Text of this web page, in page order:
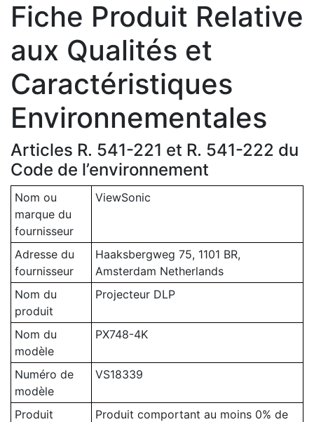
Fiche Produit Relative
aux Qualités et
Caractéristiques
Environnementales
Articles R. 541-221 et R. 541-222 du
Code de l’environnement
Nom ou
marque du
fournisseur
ViewSonic
Adresse du
fournisseur
Haaksbergweg 75, 1101 BR,
Amsterdam Netherlands
Nom du
produit
Projecteur DLP
Nom du
modèle
PX748-4K
Numéro de
modèle
VS18339
Produit
Produit comportant au moins 0% de